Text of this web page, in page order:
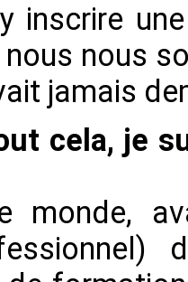
inscrire
nous nous
jamais
cela, je
monde,